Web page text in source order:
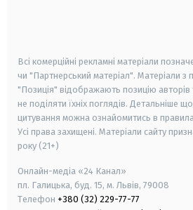
Всі комерційні рекламні матеріали
чи "Партнерський матеріал". Матеріали з
"Позиція" відображають позицію авторів
не поділяти їхніх поглядів. Детальніше
цитування можна ознайомитись в
Усі права захищені. Матеріали сайту
року (21+)
Онлайн-медіа «24 Канал»
пл. Галицька, буд. 15, м. Львів, 79008
Телефон +380 (32) 229-77-77